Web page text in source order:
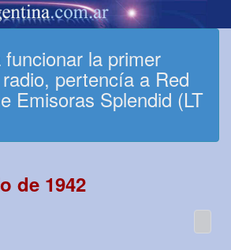
la primer
pertencía a Red
Emisoras Splendid (LT
de 1942